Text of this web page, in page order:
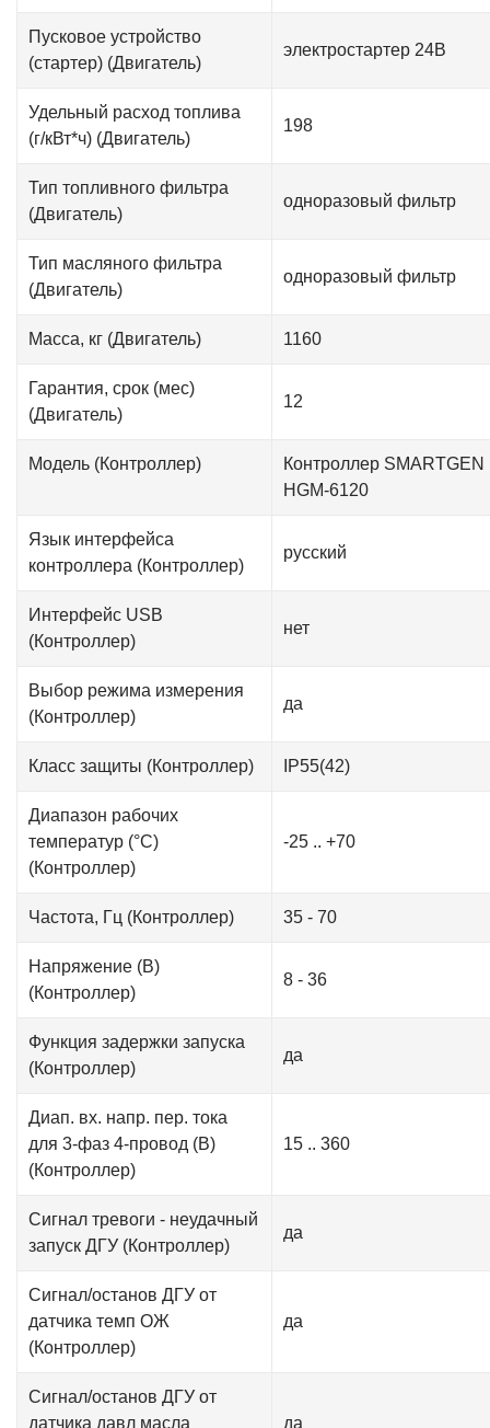
Пусковое устройство
(стартер) (Двигатель)
электростартер 24В
Удельный расход топлива
(г/кВт*ч) (Двигатель)
198
Тип топливного фильтра
(Двигатель)
одноразовый фильтр
Тип масляного фильтра
(Двигатель)
одноразовый фильтр
Масса, кг (Двигатель) 1160
Гарантия, срок (мес)
(Двигатель)
12
Модель (Контроллер)
Контроллер SMARTGEN
HGM-6120
Язык интерфейса
контроллера (Контроллер)
русский
Интерфейс USB
(Контроллер)
нет
Выбор режима измерения
(Контроллер)
да
Класс защиты (Контроллер) IP55(42)
Диапазон рабочих
температур (°C)
(Контроллер)
-25 .. +70
Частота, Гц (Контроллер) 35 - 70
Напряжение (В)
(Контроллер)
8 - 36
Функция задержки запуска
(Контроллер)
да
Диап. вх. напр. пер. тока
для 3-фаз 4-провод (В)
(Контроллер)
15 .. 360
Сигнал тревоги - неудачный
запуск ДГУ (Контроллер)
да
Сигнал/останов ДГУ от
датчика темп ОЖ
(Контроллер)
да
Сигнал/останов ДГУ от
датчика давл масла
да